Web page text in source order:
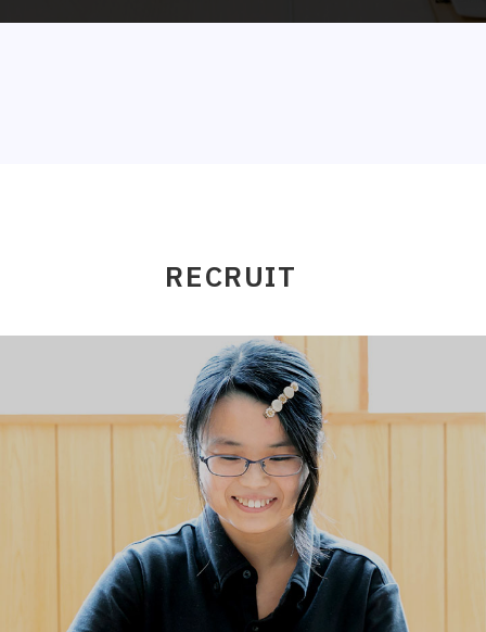
RECRUIT